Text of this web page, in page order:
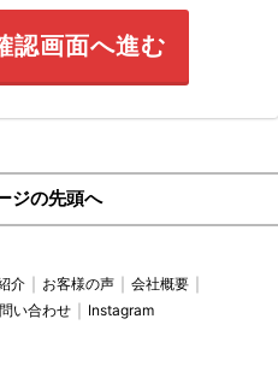
認画面へ進む
ジの先頭へ
介 お客様の声
会社概要
い合わせ Instagram